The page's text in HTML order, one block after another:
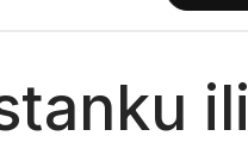
ili